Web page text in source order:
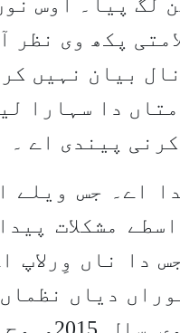
پکھ وی نظر
بیان نہیں
دا سہارا
پیندی اے ۔
اے۔ جس
مشکلات
چڑھیا۔ جس دا
دیاں